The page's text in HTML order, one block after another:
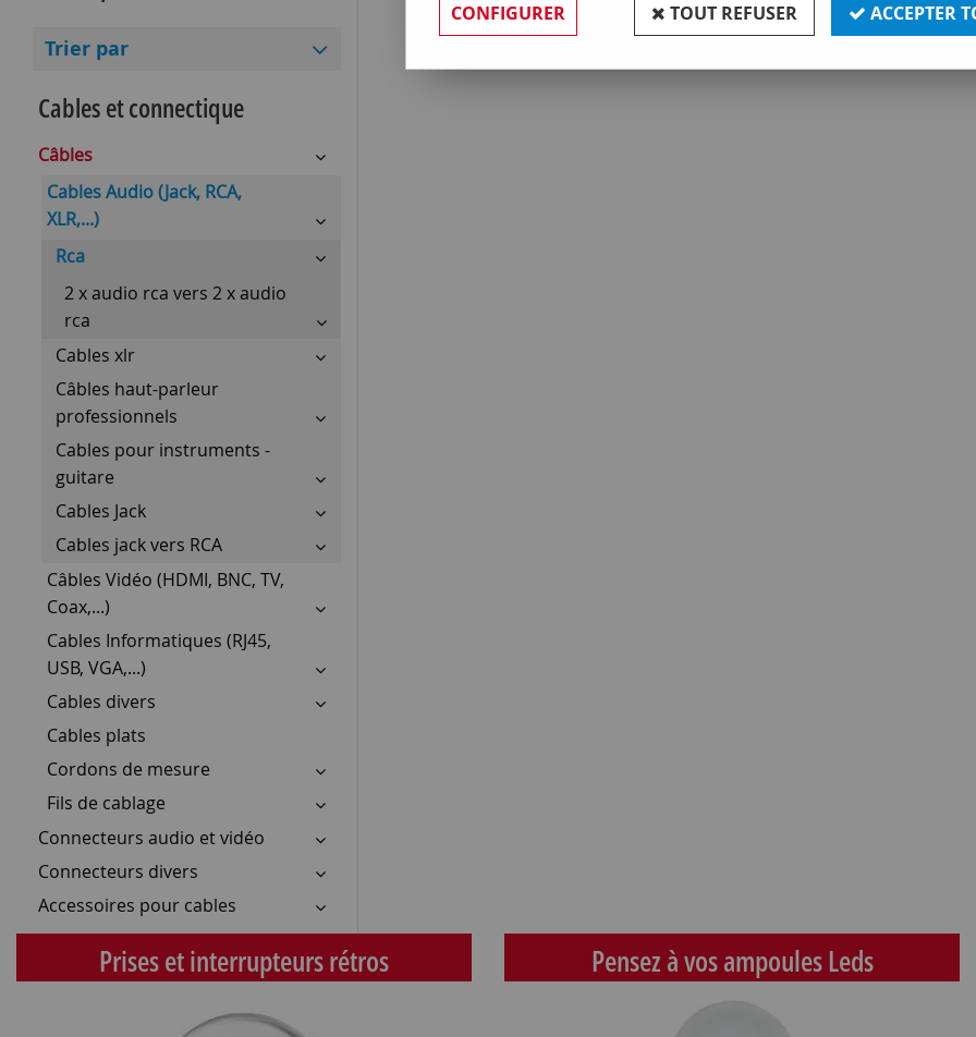
Trier par
Cables et connectique
Câbles
Cables Audio (Jack, RCA,
XLR,...)
Rca
2 x audio rca vers 2 x audio
rca
Cables xlr
Câbles haut-parleur
professionnels
Cables pour instruments -
guitare
Cables Jack
Cables jack vers RCA
Câbles Vidéo (HDMI, BNC, TV,
Coax,...)
Cables Informatiques (RJ45,
USB, VGA,...)
Cables divers
Cables plats
Cordons de mesure
Fils de cablage
Connecteurs audio et vidéo
Connecteurs divers
Accessoires pour cables
Prises et interrupteurs rétros Pensez à vos ampoules Leds
CONFIGURER TOUT REFUSER ACCEPTER